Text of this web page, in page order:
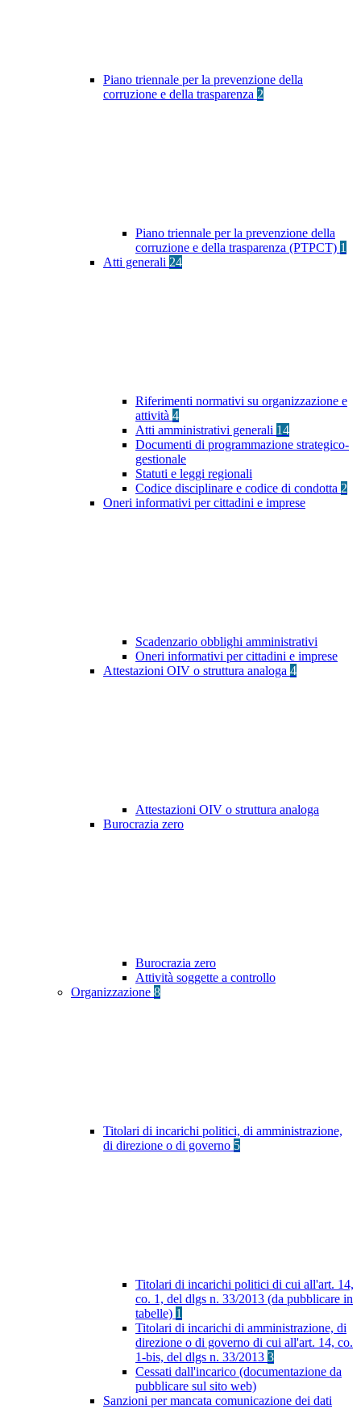
Piano triennale per la prevenzione della
corruzione e della trasparenza 2
Piano triennale per la prevenzione della
corruzione e della trasparenza (PTPCT) 1
Atti generali 24
Riferimenti normativi su organizzazione e
attività 4
Atti amministrativi generali 14
Documenti di programmazione strategico-
gestionale
Statuti e leggi regionali
Codice disciplinare e codice di condotta 2
Oneri informativi per cittadini e imprese
Scadenzario obblighi amministrativi
Oneri informativi per cittadini e imprese
Attestazioni OIV o struttura analoga 4
Attestazioni OIV o struttura analoga
Burocrazia zero
Burocrazia zero
Attività soggette a controllo
Organizzazione 8
Titolari di incarichi politici, di amministrazione,
di direzione o di governo 5
Titolari di incarichi politici di cui all'art. 14,
co. 1, del dlgs n. 33/2013 (da pubblicare in
tabelle) 1
Titolari di incarichi di amministrazione, di
direzione o di governo di cui all'art. 14, co.
1-bis, del dlgs n. 33/2013 3
Cessati dall'incarico (documentazione da
pubblicare sul sito web)
Sanzioni per mancata comunicazione dei dati